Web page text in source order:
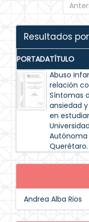
Resultados
PORTADATÍTULO
Abuso
relación
Síntomas
ansiedad
en
Universidad
Autónoma
Querétaro.
Andrea Alba Rios